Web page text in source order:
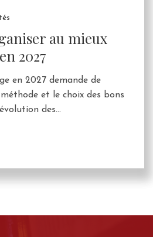
au mieux
2027
en 2027 demande de
et le choix des bons
des...